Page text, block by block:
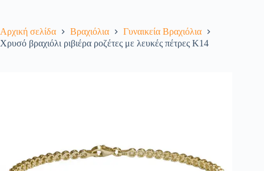
Αρχική σελίδα Βραχιόλια
Γυναικεία Βραχιόλια
Χρυσό βραχιόλι ριβιέρα ροζέτες με λευκές πέτρες Κ14